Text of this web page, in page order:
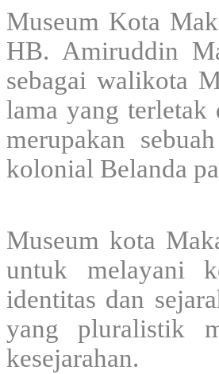
Museum Kota
HB. Amiruddin
sebagai walikota
lama yang terletak
merupakan
kolonial Belanda
Museum kota
untuk melayani
identitas dan
yang pluralistik
kesejarahan.